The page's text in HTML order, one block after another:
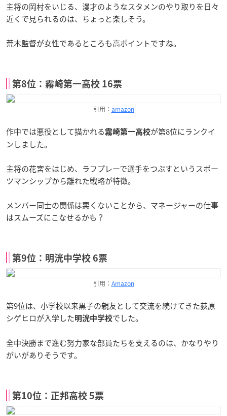
主将の岡村をいじる、漫才のようなスタメンのやり取りを日々
近くで見られるのは、ちょっと楽しそう。
荒木監督が女性であるところも高ポイントですね。
第8位：霧崎第一高校 16票
引用： amazon
作中では悪役として描かれる霧崎第一高校が第8位にランクイ
ンしました。
主将の花宮をはじめ、ラフプレーで選手をつぶすというスポー
ツマンシップから離れた戦略が特徴。
メンバー同士の関係は悪くないことから、マネージャーの仕事
はスムーズにこなせるかも？
第9位：明洸中学校 6票
引用： Amazon
第9位は、小学校以来黒子の親友として交流を続けてきた荻原
シゲヒロが入学した 明洸中学校でした。
全中決勝まで進む努力家な部員たちを支えるのは、かなりやり
がいがありそうです。
第10位：正邦高校 5票